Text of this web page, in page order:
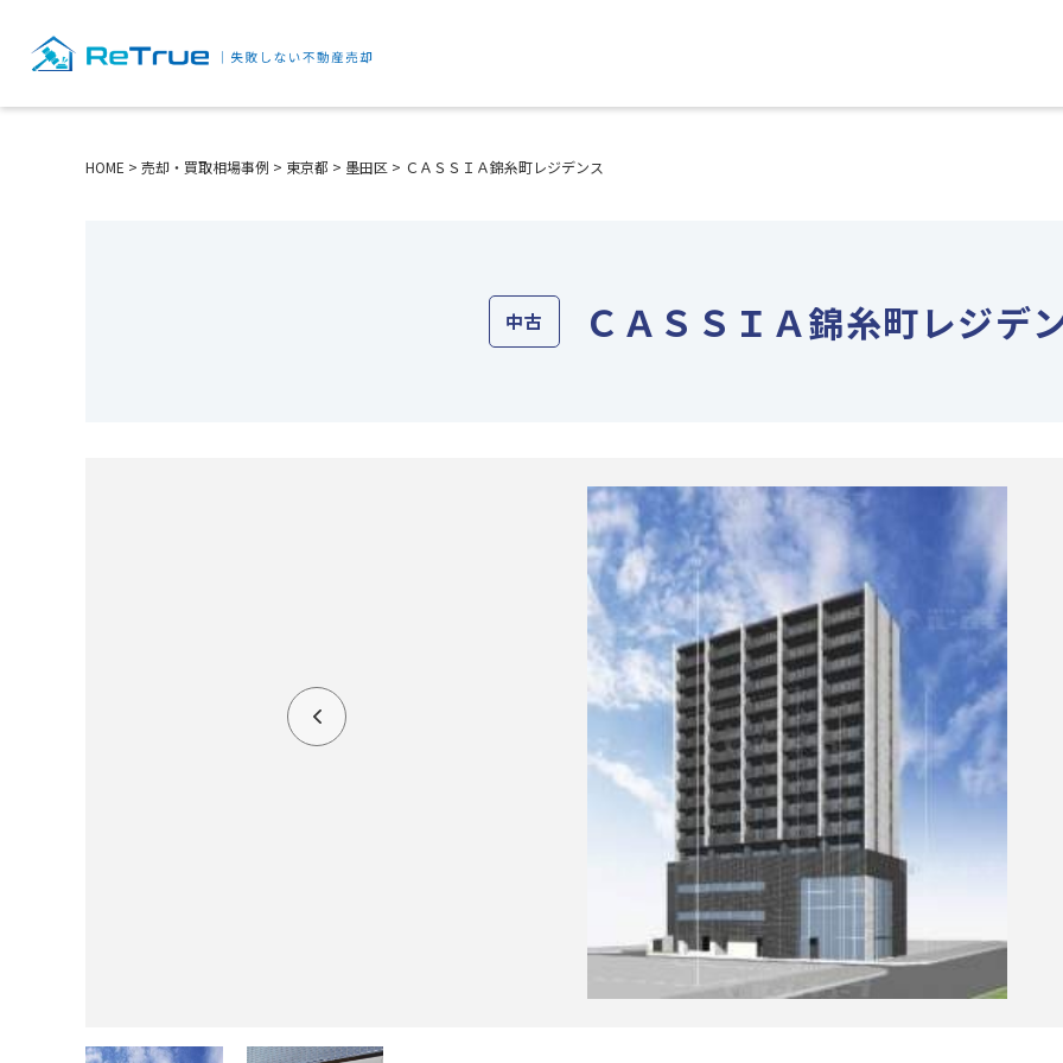
HOME > 売却・買取相場事例 > 東京都 > 墨田区 > ＣＡＳＳＩＡ錦糸町レジデンス
中古 ＣＡＳＳＩＡ錦糸町レジデ